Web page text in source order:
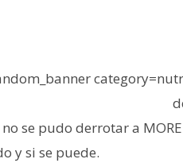
no se pudo derrotar a
y si se puede.